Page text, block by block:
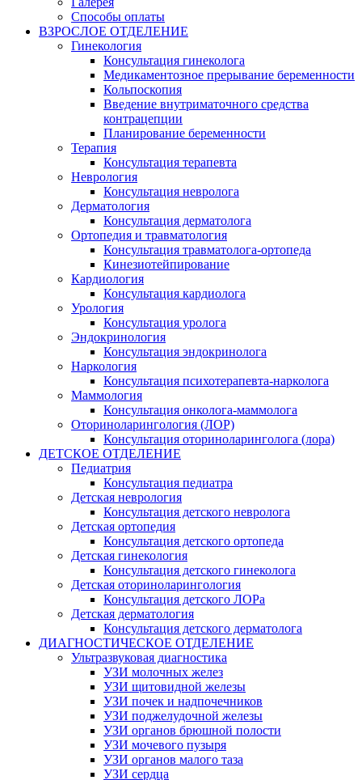
Способы оплаты
ВЗРОСЛОЕ ОТДЕЛЕНИЕ
Гинекология
Консультация гинеколога
Медикаментозное прерывание беременности
Кольпоскопия
Введение внутриматочного средства
контрацепции
Планирование беременности
Терапия
Консультация терапевта
Неврология
Консультация невролога
Дерматология
Консультация дерматолога
Ортопедия и травматология
Консультация травматолога-ортопеда
Кинезиотейпирование
Кардиология
Консультация кардиолога
Урология
Консультация уролога
Эндокринология
Консультация эндокринолога
Наркология
Консультация психотерапевта-нарколога
Маммология
Консультация онколога-маммолога
Оториноларингология (ЛОР)
Консультация оториноларинголога (лора)
ДЕТСКОЕ ОТДЕЛЕНИЕ
Педиатрия
Консультация педиатра
Детская неврология
Консультация детского невролога
Детская ортопедия
Консультация детского ортопеда
Детская гинекология
Консультация детского гинеколога
Детская оториноларингология
Консультация детского ЛОРа
Детская дерматология
Консультация детского дерматолога
ДИАГНОСТИЧЕСКОЕ ОТДЕЛЕНИЕ
Ультразвуковая диагностика
УЗИ молочных желез
УЗИ щитовидной железы
УЗИ почек и надпочечников
УЗИ поджелудочной железы
УЗИ органов брюшной полости
УЗИ мочевого пузыря
УЗИ органов малого таза
УЗИ сердца